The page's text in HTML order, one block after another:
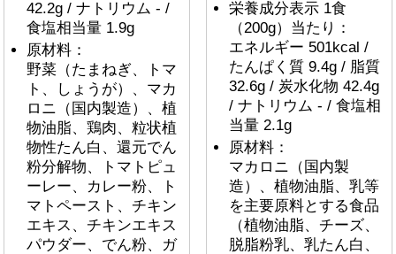
42.2g / ナトリウム - /
食塩相当量 1.9g
原材料：
野菜（たまねぎ、トマ
ト、しょうが）、マカ
ロニ（国内製造）、植
物油脂、鶏肉、粒状植
物性たん白、還元でん
粉分解物、トマトピュ
ーレー、カレー粉、ト
マトペースト、チキン
エキス、チキンエキス
パウダー、でん粉、ガ
栄養成分表示 1食
（200g）当たり：
エネルギー 501kcal /
たんぱく質 9.4g / 脂質
32.6g / 炭水化物 42.4g
/ ナトリウム - / 食塩相
当量 2.1g
原材料：
マカロニ（国内製
造）、植物油脂、乳等
を主要原料とする食品
（植物油脂、チーズ、
脱脂粉乳、乳たん白、